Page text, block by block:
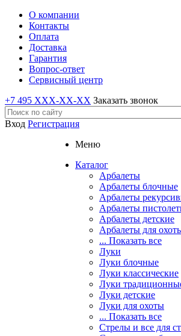
О компании
Контакты
Оплата
Доставка
Гарантия
Вопрос-ответ
Сервисный центр
+7 495 XXX-XX-XX Заказать звонок
Вход Регистрация
Меню
Каталог
Арбалеты
Арбалеты блочные
Арбалеты
Арбалеты
Арбалеты детские
Арбалеты для
... Показать все
Луки
Луки блочные
Луки классические
Луки
Луки детские
Луки для охоты
... Показать все
Стрелы и все для